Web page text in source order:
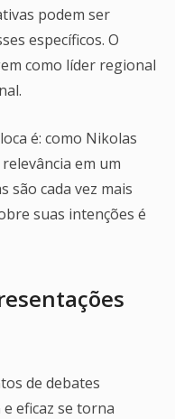
podem ser
específicos. O
como líder regional
é: como Nikolas
em um
são cada vez mais
suas intenções é
de debates
eficaz se torna